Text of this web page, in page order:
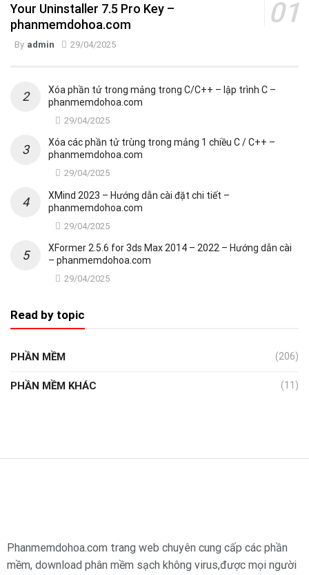
Your Uninstaller 7.5 Pro Key –
phanmemdohoa.com
By admin 29/04/2025
Xóa phần tử trong mảng trong C/C++ – lập trình C –
phanmemdohoa.com
29/04/2025
Xóa các phần tử trùng trong mảng 1 chiều C / C++ –
phanmemdohoa.com
29/04/2025
XMind 2023 – Hướng dẫn cài đặt chi tiết –
phanmemdohoa.com
29/04/2025
XFormer 2.5.6 for 3ds Max 2014 – 2022 – Hướng dẫn cài
– phanmemdohoa.com
29/04/2025
Read by topic
PHẦN MỀM (206)
PHẦN MỀM KHÁC (11)
Phanmemdohoa.com trang web chuyên cung cấp các phần
mềm, download phân mềm sạch không virus,được mọi người